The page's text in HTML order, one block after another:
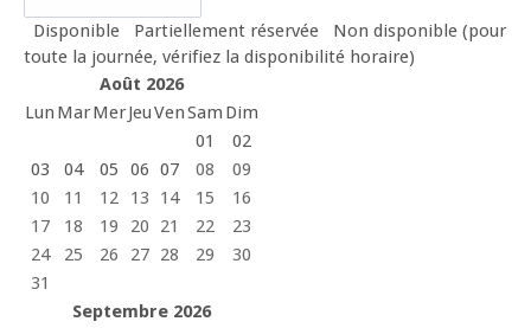
Disponible Partiellement réservée
Non disponible (pour
toute la journée, vérifiez la disponibilité horaire)
Août 2026
Lun MarMerJeuVenSam Dim
01
02
03
04 05 06 07 08
09
10
11 12 13 14 15
16
17
18 19 20 21 22
23
24
25 26 27 28 29
30
31
Septembre 2026